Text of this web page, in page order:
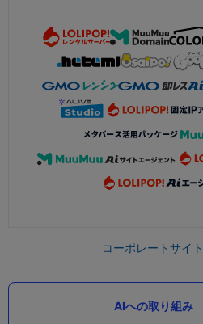
コーポレートサイト
AIへの取り組み